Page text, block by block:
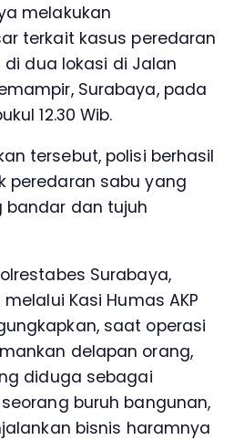
melakukan
terkait kasus peredaran
dua lokasi di Jalan
Surabaya, pada
12.30 Wib.
tersebut, polisi berhasil
peredaran sabu yang
bandar dan tujuh
Surabaya,
Kasi Humas AKP
saat operasi
delapan orang,
diduga sebagai
buruh bangunan,
bisnis haramnya